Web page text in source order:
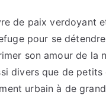
de paix verdoyant
pour se
son amour de la
divers que de
urbain à de